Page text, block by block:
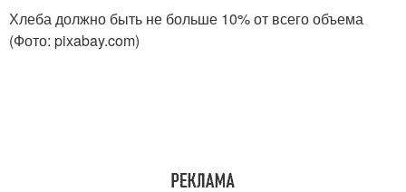
Хлеба должно быть не больше 10% от всего объема
(Фото: pixabay.com)